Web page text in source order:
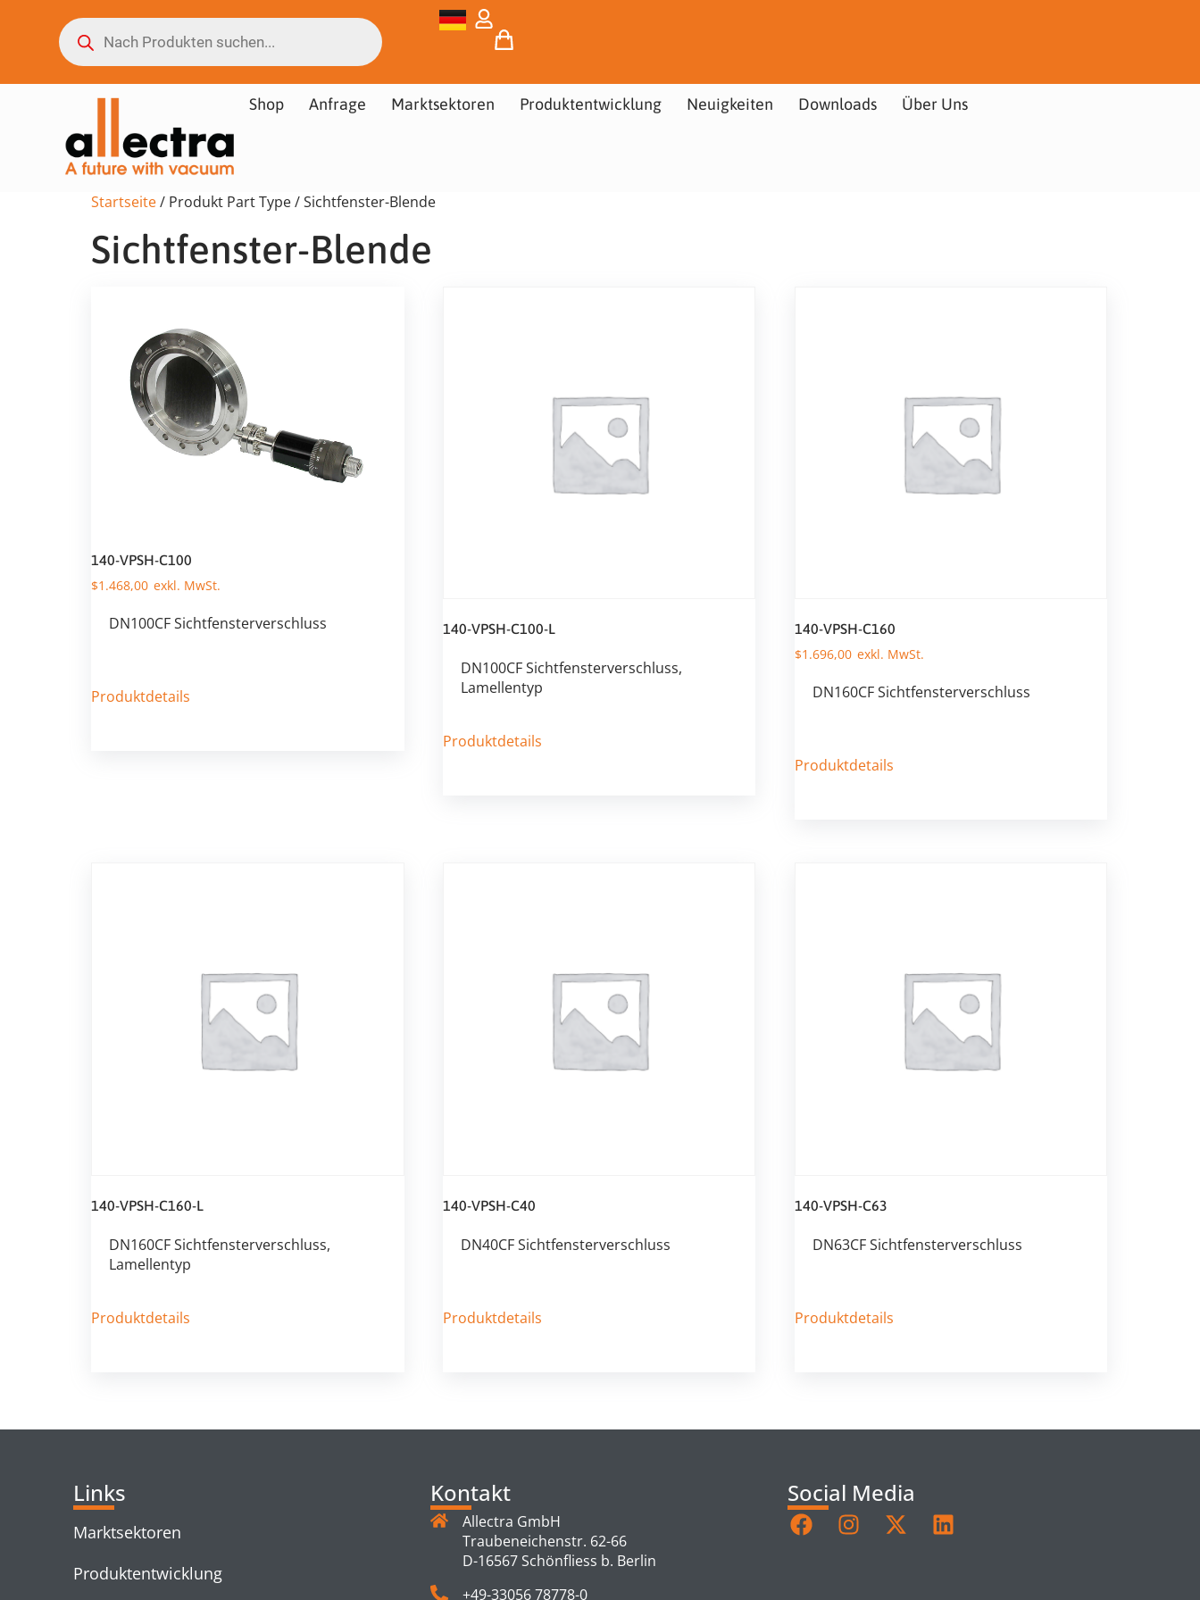
Shop Anfrage Marktsektoren Produktentwicklung Neuigkeiten Downloads Über Uns
Startseite/ Produkt Part Type / Sichtfenster-Blende
Sichtfenster-Blende
140-VPSH-C100
$1.468,00
DN100CF Sichtfensterverschluss
Produktdetails
140-VPSH-C100-L
DN100CF Sichtfensterverschluss,
Lamellentyp
Produktdetails
140-VPSH-C160
$1.696,00
DN160CF Sichtfensterverschluss
Produktdetails
140-VPSH-C160-L
DN160CF Sichtfensterverschluss,
Lamellentyp
Produktdetails
140-VPSH-C40
DN40CF Sichtfensterverschluss
Produktdetails
140-VPSH-C63
DN63CF Sichtfensterverschluss
Produktdetails
Links
Marktsektoren
Produktentwicklung
Kontakt
Allectra GmbH
Traubeneichenstr. 62-66
D-16567 Schönfliess b. Berlin
+49-33056 78778-0
Social Media